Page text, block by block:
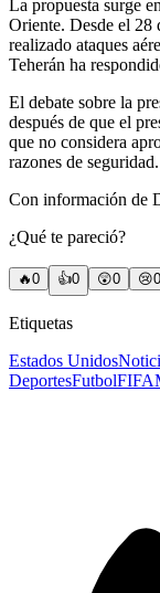
La propuesta surge
Oriente. Desde el 28
realizado ataques
Teherán ha
El debate sobre la
después de que el
que no considera
razones de seguridad.
Con información de
¿Qué te pareció?
🔥0 👍0 😲0 😢0
Etiquetas
Estados Unidos
DeportesFutbolFIFA